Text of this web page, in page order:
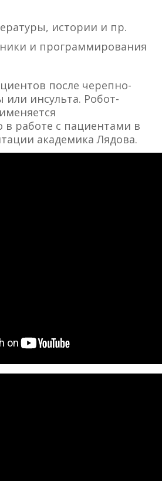
истории и пр.
и программирования
после черепно-
инсульта. Робот-
в работе с пациентами в
академика Лядова.